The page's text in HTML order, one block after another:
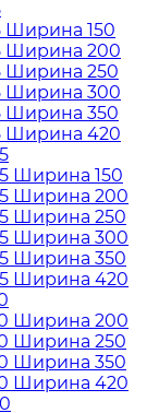
Ширина 150
Ширина 200
Ширина 250
Ширина 300
Ширина 350
Ширина 420
Ширина 150
Ширина 200
Ширина 250
Ширина 300
Ширина 350
Ширина 420
Ширина 200
Ширина 250
Ширина 350
Ширина 420